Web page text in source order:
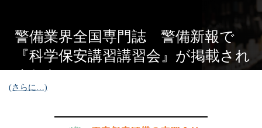
警備業界全国専門誌 警備新報で
『科学保安講習講習会』が掲載され
ました
(さらに…)